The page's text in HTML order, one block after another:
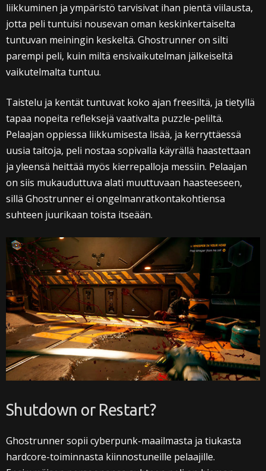
liikkuminen ja ympäristö tarvisivat ihan pientä viilausta,
jotta peli tuntuisi nousevan oman keskinkertaiselta
tuntuvan meiningin keskeltä. Ghostrunner on silti
parempi peli, kuin miltä ensivaikutelman jälkeiseltä
vaikutelmalta tuntuu.
Taistelu ja kentät tuntuvat koko ajan freesiltä, ja tietyllä
tapaa nopeita refleksejä vaativalta puzzle-peliltä.
Pelaajan oppiessa liikkumisesta lisää, ja kerryttäessä
uusia taitoja, peli nostaa sopivalla käyrällä haastettaan
ja yleensä heittää myös kierrepalloja messiin. Pelaajan
on siis mukauduttuva alati muuttuvaan haasteeseen,
sillä Ghostrunner ei ongelmanratkontakohtiensa
suhteen juurikaan toista itseään.
Shutdown or Restart?
Ghostrunner sopii cyberpunk-maailmasta ja tiukasta
hardcore-toiminnasta kiinnostuneille pelaajille.